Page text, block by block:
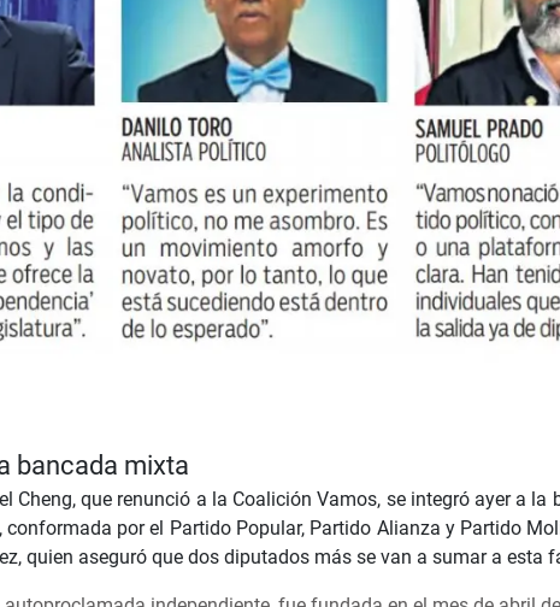
bancada mixta
Cheng, que renunció a la Coalición Vamos, se integró ayer a la
conformada por el Partido Popular, Partido Alianza y Partido
quien aseguró que dos diputados más se van a sumar a esta